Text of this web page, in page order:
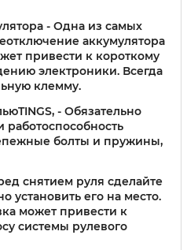
- Одна из самых
аккумулятора
привести к короткому
электроники. Всегда
клемму.
- Обязательно
работоспособность
болты и пружины,
снятием руля сделайте
установить его на место.
может привести к
системы рулевого